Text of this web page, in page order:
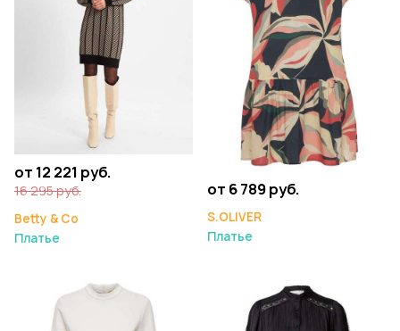
от 12 221 руб.
16 295 руб.
Betty & Co
Платье
от 6 789 руб.
S.OLIVER
Платье